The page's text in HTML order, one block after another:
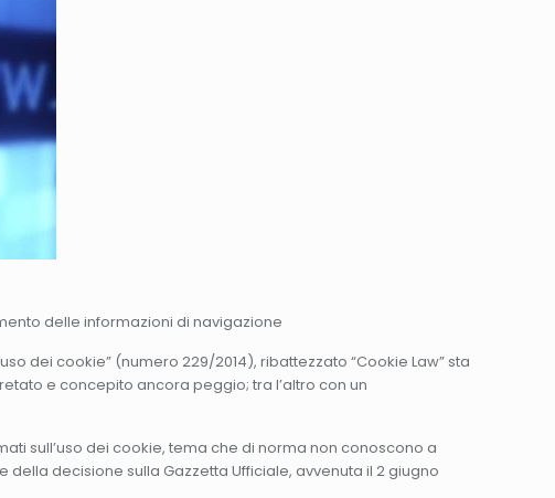
delle informazioni di navigazione
dei cookie” (numero 229/2014), ribattezzato “Cookie Law” sta
e concepito ancora peggio; tra l’altro con un
sull’uso dei cookie, tema che di norma non conoscono a
decisione sulla Gazzetta Ufficiale, avvenuta il 2 giugno